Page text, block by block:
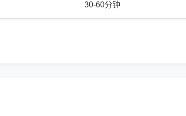
30-60分钟